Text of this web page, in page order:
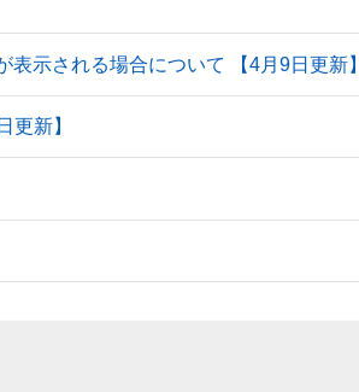
示される場合について 【4月9日更新】
更新】